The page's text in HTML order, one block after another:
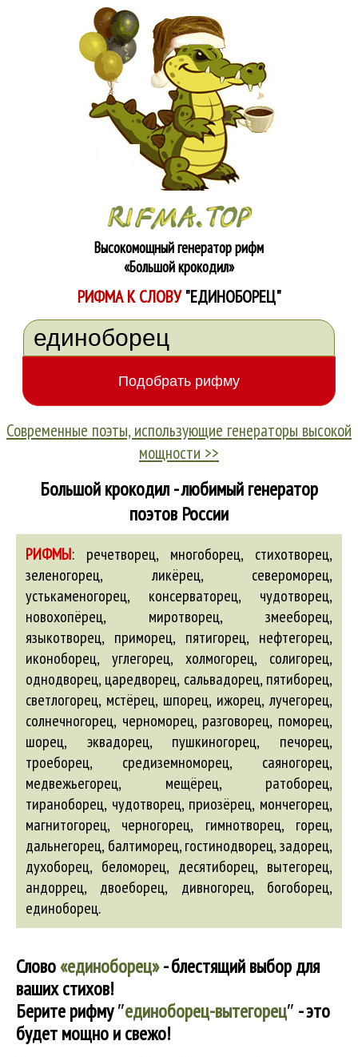
Высокомощный генератор рифм
«Большой крокодил»
РИФМА К СЛОВУ"ЕДИНОБОРЕЦ"
Современные поэты, использующие генераторы высокой
мощности >>
Большой крокодил - любимый генератор
поэтов России
РИФМЫ: речетворец, многоборец, стихотворец,
зеленогорец, ликёрец, североморец,
устькаменогорец, консерваторец, чудотворец,
новохопёрец, миротворец, змееборец,
языкотворец, приморец, пятигорец, нефтегорец,
иконоборец, углегорец, холмогорец, солигорец,
однодворец, царедворец, сальвадорец, пятиборец,
светлогорец, мстёрец, шпорец, ижорец, лучегорец,
солнечногорец, черноморец, разговорец, поморец,
шорец, эквадорец, пушкиногорец, печорец,
троеборец, средиземноморец, саяногорец,
медвежьегорец, мещёрец, ратоборец,
тираноборец, чудотворец, приозёрец, мончегорец,
магнитогорец, черногорец, гимнотворец, горец,
дальнегорец,балтиморец,гостинодворец,задорец,
духоборец, беломорец, десятиборец, вытегорец,
андоррец, двоеборец, дивногорец, богоборец,
единоборец.
Слово«единоборец»- блестящий выбор для
ваших стихов!
Берите рифму″единоборец-вытегорец″ - это
будет мощно и свежо!